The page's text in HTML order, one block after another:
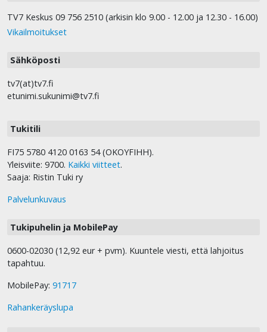
TV7 Keskus 09 756 2510 (arkisin klo 9.00 - 12.00 ja 12.30 - 16.00)
Vikailmoitukset
Sähköposti
tv7(at)tv7.fi
etunimi.sukunimi@tv7.fi
Tukitili
FI75 5780 4120 0163 54 (OKOYFIHH).
Yleisviite: 9700. Kaikki viitteet.
Saaja: Ristin Tuki ry
Palvelunkuvaus
Tukipuhelin ja MobilePay
0600-02030 (12,92 eur + pvm). Kuuntele viesti, että lahjoitus
tapahtuu.
MobilePay: 91717
Rahankeräyslupa